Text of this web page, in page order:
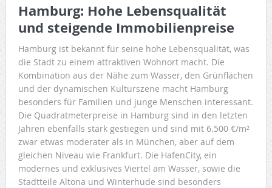
Hamburg: Hohe Lebensqualität
und steigende Immobilienpreise
Hamburg ist bekannt für seine hohe Lebensqualität, was
die Stadt zu einem attraktiven Wohnort macht. Die
Kombination aus der Nähe zum Wasser, den Grünflächen
und der dynamischen Kulturszene macht Hamburg
besonders für Familien und junge Menschen interessant.
Die Quadratmeterpreise in Hamburg sind in den letzten
Jahren ebenfalls stark gestiegen und sind mit 6.500 €/m²
zwar etwas moderater als in München, aber auf dem
gleichen Niveau wie Frankfurt. Die HafenCity, ein
modernes und exklusives Viertel am Wasser, sowie die
Stadtteile Altona und Winterhude sind besonders